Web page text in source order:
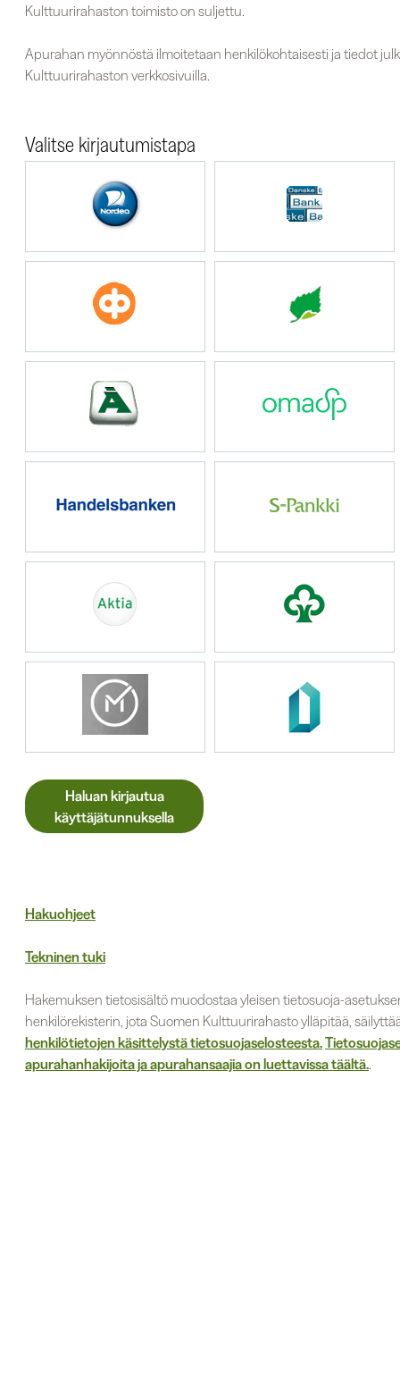
Kulttuurirahaston toimisto on suljettu.
Apurahan myönnöstä ilmoitetaan henkilökohtaisesti ja tiedot
Kulttuurirahaston verkkosivuilla.
Valitse kirjautumistapa
Haluan kirjautua
käyttäjätunnuksella
Hakuohjeet
Tekninen tuki
Hakemuksen tietosisältö muodostaa yleisen tietosuoja-
henkilörekisterin, jota Suomen Kulttuurirahasto ylläpitää,
henkilötietojen käsittelystä tietosuojaselosteesta.
apurahanhakijoita ja apurahansaajia on luettavissa täältä..